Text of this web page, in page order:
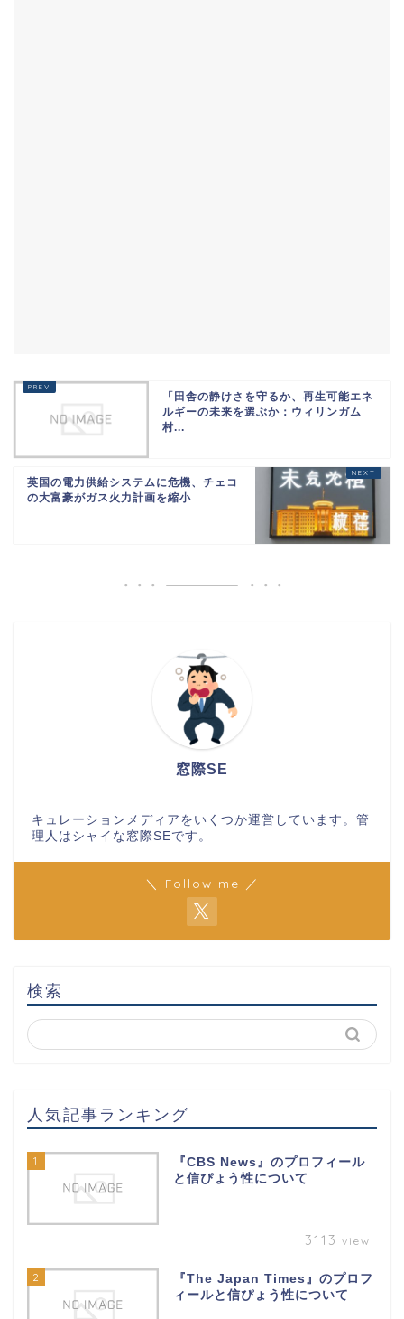
「田舎の静けさを守るか、再生可能エネ
ルギーの未来を選ぶか：ウィリンガム
村...
英国の電力供給システムに危機、チェコ
の大富豪がガス火力計画を縮小
窓際SE
キュレーションメディアをいくつか運営しています。管
理人はシャイな窓際SEです。
＼ Follow me ／
検索
人気記事ランキング
1
『CBS News』のプロフィール
と信ぴょう性について
3113 view
2
『The Japan Times』のプロフ
ィールと信ぴょう性について